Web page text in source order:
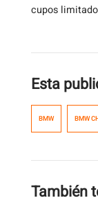
cupos
Esta
BMW BMW
También